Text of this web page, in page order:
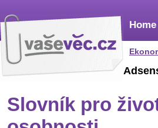
Home
Slovník pro